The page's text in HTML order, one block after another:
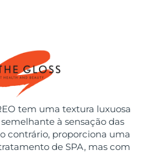
tem uma textura luxuosa
à sensação das
contrário, proporciona uma
de SPA, mas com